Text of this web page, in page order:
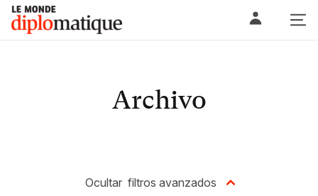
Skip
content
Le monde diplomatique
Archivo
Ocultar filtros avanzados